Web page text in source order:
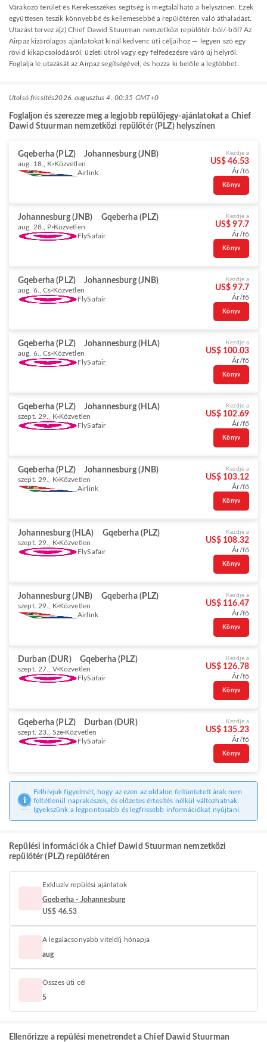
Várakozó terület és Kerekesszékes segítség is megtalálható a helyszínen. Ezek
együttesen teszik könnyebbé és kellemesebbé a repülőtéren való áthaladást.
Utazást tervez a(z) Chief Dawid Stuurman nemzetközi repülőtér-ból/-ből? Az
Airpaz kizárólagos ajánlatokat kínál kedvenc úti céljaihoz — legyen szó egy
rövid kikapcsolódásról, üzleti útról vagy egy felfedezésre váró új helyről.
Foglalja le utazását az Airpaz segítségével, és hozza ki belőle a legtöbbet.
Utolsó frissítés2026. augusztus 4. 00:35 GMT+0
Foglaljon és szerezze meg a legjobb repülőjegy-ajánlatokat a Chief
Dawid Stuurman nemzetközi repülőtér (PLZ) helyszínen
Gqeberha (PLZ) Johannesburg (JNB)
aug. 18., K Közvetlen
Airlink
Kezdje a
US$ 46.53
Ár/fő
Könyv
Johannesburg (JNB) Gqeberha (PLZ)
aug. 28., P Közvetlen
FlySafair
Kezdje a
US$ 97.7
Ár/fő
Könyv
Gqeberha (PLZ) Johannesburg (JNB)
aug. 6., Cs Közvetlen
FlySafair
Kezdje a
US$ 97.7
Ár/fő
Könyv
Gqeberha (PLZ) Johannesburg (HLA)
aug. 6., Cs Közvetlen
FlySafair
Kezdje a
US$ 100.03
Ár/fő
Könyv
Gqeberha (PLZ) Johannesburg (HLA)
szept. 29., K Közvetlen
FlySafair
Kezdje a
US$ 102.69
Ár/fő
Könyv
Gqeberha (PLZ) Johannesburg (JNB)
szept. 29., K Közvetlen
Airlink
Kezdje a
US$ 103.12
Ár/fő
Könyv
Johannesburg (HLA) Gqeberha (PLZ)
szept. 29., K Közvetlen
FlySafair
Kezdje a
US$ 108.32
Ár/fő
Könyv
Johannesburg (JNB) Gqeberha (PLZ)
szept. 29., K Közvetlen
Airlink
Kezdje a
US$ 116.47
Ár/fő
Könyv
Durban (DUR) Gqeberha (PLZ)
szept. 27., V Közvetlen
FlySafair
Kezdje a
US$ 126.78
Ár/fő
Könyv
Gqeberha (PLZ) Durban (DUR)
szept. 23., Sze Közvetlen
FlySafair
Kezdje a
US$ 135.23
Ár/fő
Könyv
Felhívjuk figyelmét, hogy az ezen az oldalon feltüntetett árak nem
feltétlenül naprakészek, és előzetes értesítés nélkül változhatnak.
Igyekszünk a legpontosabb és legfrissebb információkat nyújtani.
Repülési információk a Chief Dawid Stuurman nemzetközi
repülőtér (PLZ) repülőtéren
Exkluzív repülési ajánlatok
Gqeberha - Johannesburg
US$ 46.53
A legalacsonyabb viteldíj hónapja
aug
Összes úti cél
5
Ellenőrizze a repülési menetrendet a Chief Dawid Stuurman